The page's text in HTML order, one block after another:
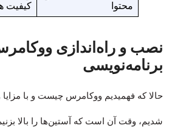
محتوا
کیفیت
نصب و راه‌اندازی
برنامه‌نویسی
حالا که فهمیدیم ووکامرس چیست و با
شدیم، وقت آن است که آستین‌ها را بالا